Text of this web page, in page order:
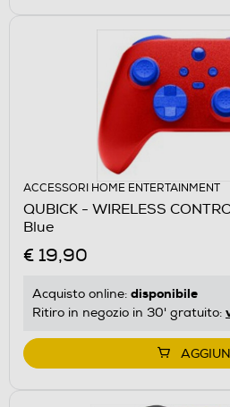
ACCESSORI HOME ENTERTAINMENT
QUBICK - WIRELESS
Blue
€ 19,90
Acquisto online: disponibile
Ritiro in negozio in 30' gratuito: